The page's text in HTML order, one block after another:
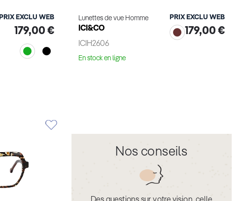
PRIX EXCLU WEB
179,00 €
Lunettes de vue Homme
ICI&CO
ICIH2606
PRIX EXCLU WEB
179,00 €
En stock en ligne
Nos conseils